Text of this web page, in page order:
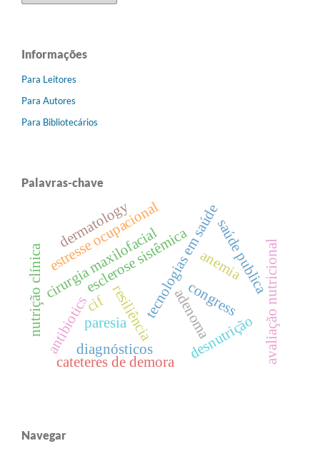
Informações
Para Leitores
Para Autores
Para Bibliotecários
Palavras-chave
adenoma
tecnologias em saúde
esclerose sistêmica
resiliência
cirurgia maxilofacial
estresse ocupacional
nutrição clínica saúde publica
paresia
antibioticscif
desnutrição avaliação nutricional
anemia
cateteres de demora
dermatology
diagnósticos
congress
Navegar